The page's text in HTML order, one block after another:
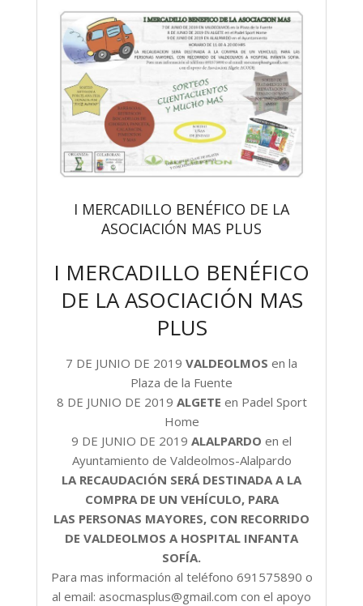
I MERCADILLO BENÉFICO DE LA
ASOCIACIÓN MAS PLUS
I MERCADILLO BENÉFICO
DE LA ASOCIACIÓN MAS
PLUS
7 DE JUNIO DE 2019 VALDEOLMOS en la
Plaza de la Fuente
8 DE JUNIO DE 2019 ALGETE en Padel Sport
Home
9 DE JUNIO DE 2019 ALALPARDO en el
Ayuntamiento de Valdeolmos-Alalpardo
LA RECAUDACIÓN SERÁ DESTINADA A LA
COMPRA DE UN VEHÍCULO, PARA
LAS PERSONAS MAYORES, CON RECORRIDO
DE VALDEOLMOS A HOSPITAL INFANTA
SOFÍA.
Para mas información al teléfono 691575890 o
al email: asocmasplus@gmail.com con el apoyo